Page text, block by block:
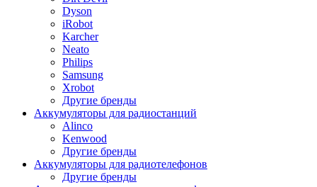
Dyson
iRobot
Karcher
Neato
Philips
Samsung
Xrobot
Другие бренды
Аккумуляторы для радиостанций
Alinco
Kenwood
Другие бренды
Аккумуляторы для радиотелефонов
Другие бренды